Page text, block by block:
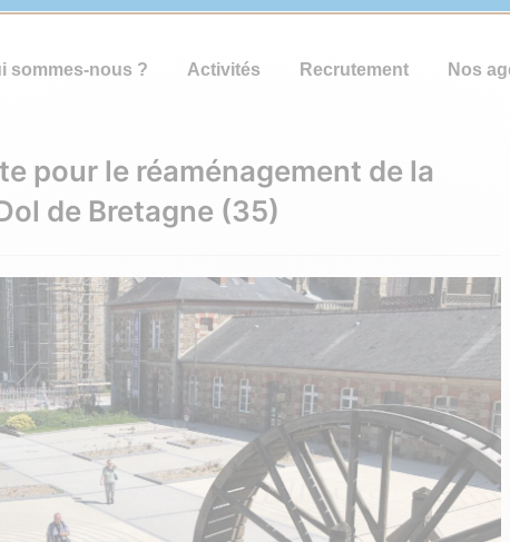
sommes-nous ? Activités Recrutement Nos
pour le réaménagement de la
de Bretagne (35)